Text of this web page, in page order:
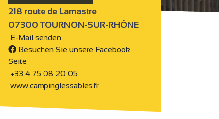
218 route de Lamastre
07300 TOURNON-SUR-RHÔNE
E-Mail senden
Besuchen Sie unsere Facebook
Seite
+33 4 75 08 20 05
www.campinglessables.fr